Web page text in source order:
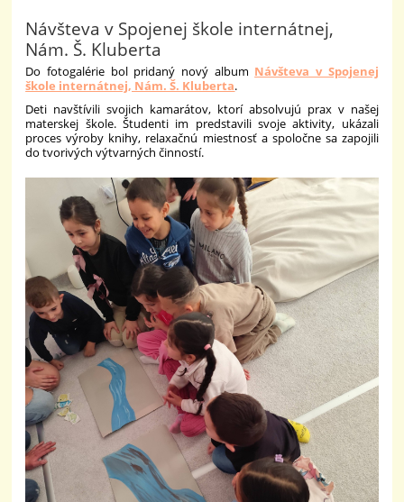
Návšteva v Spojenej škole internátnej,
Nám. Š. Kluberta
Do fotogalérie bol pridaný nový album Návšteva v Spojenej
škole internátnej, Nám. Š. Kluberta.
Deti navštívili svojich kamarátov, ktorí absolvujú prax v našej
materskej škole. Študenti im predstavili svoje aktivity, ukázali
proces výroby knihy, relaxačnú miestnosť a spoločne sa zapojili
do tvorivých výtvarných činností.